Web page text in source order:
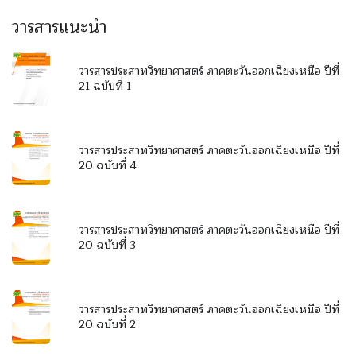
วารสารแนะนำ
วารสารประสาทวิทยาศาสตร์ ภาคตะวันออกเฉียงเหนือ ปีที่
21 ฉบับที่ 1
วารสารประสาทวิทยาศาสตร์ ภาคตะวันออกเฉียงเหนือ ปีที่
20 ฉบับที่ 4
วารสารประสาทวิทยาศาสตร์ ภาคตะวันออกเฉียงเหนือ ปีที่
20 ฉบับที่ 3
วารสารประสาทวิทยาศาสตร์ ภาคตะวันออกเฉียงเหนือ ปีที่
20 ฉบับที่ 2